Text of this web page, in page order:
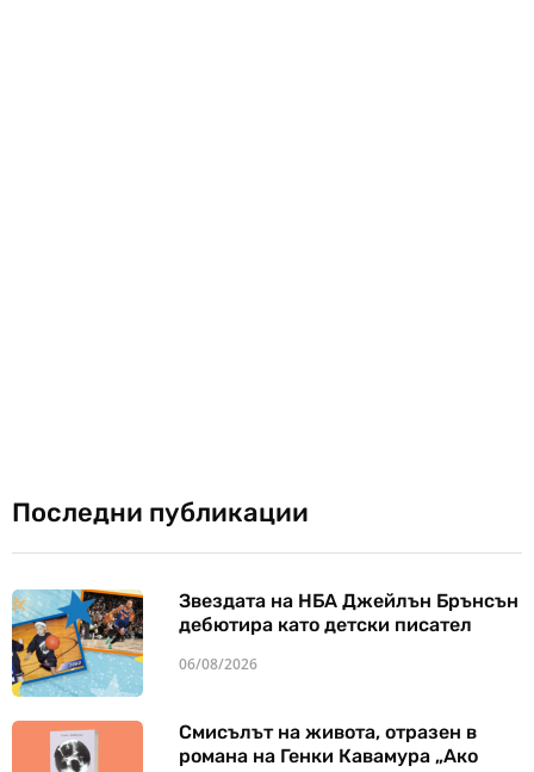
Последни публикации
Звездата на НБА Джейлън Брънсън
дебютира като детски писател
06/08/2026
Смисълът на живота, отразен в
романа на Генки Кавамура „Ако